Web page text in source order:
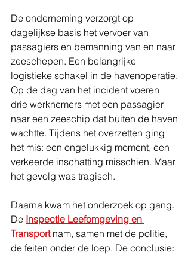
De onderneming verzorgt op
dagelijkse basis het vervoer van
passagiers en bemanning van en naar
zeeschepen. Een belangrijke
logistieke schakel in de havenoperatie.
Op de dag van het incident voeren
drie werknemers met een passagier
naar een zeeschip dat buiten de haven
wachtte. Tijdens het overzetten ging
het mis: een ongelukkig moment, een
verkeerde inschatting misschien. Maar
het gevolg was tragisch.
Daarna kwam het onderzoek op gang.
De Inspectie Leefomgeving en
Transport nam, samen met de politie,
de feiten onder de loep. De conclusie: